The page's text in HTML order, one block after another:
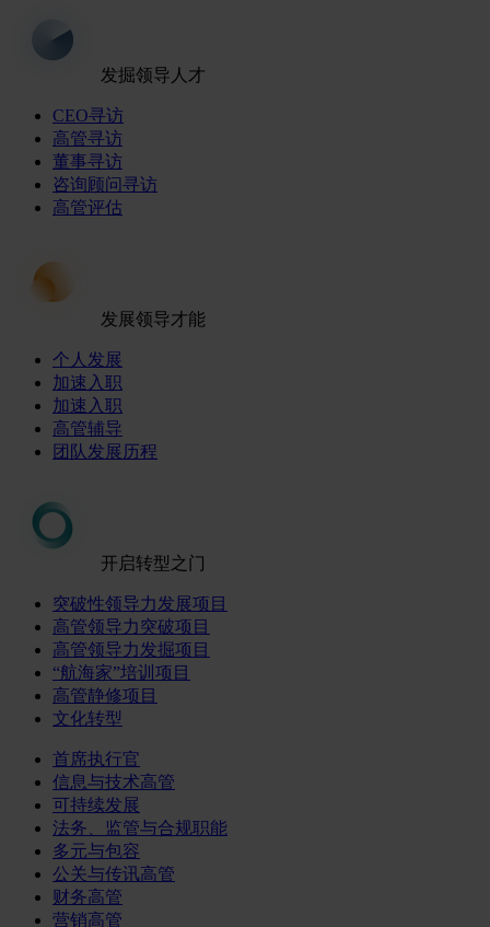
发掘领导人才
CEO寻访
高管寻访
董事寻访
咨询顾问寻访
高管评估
发展领导才能
个人发展
加速入职
加速入职
高管辅导
团队发展历程
开启转型之门
突破性领导力发展项目
高管领导力突破项目
高管领导力发掘项目
“航海家”培训项目
高管静修项目
文化转型
首席执行官
信息与技术高管
可持续发展
法务、监管与合规职能
多元与包容
公关与传讯高管
财务高管
营销高管